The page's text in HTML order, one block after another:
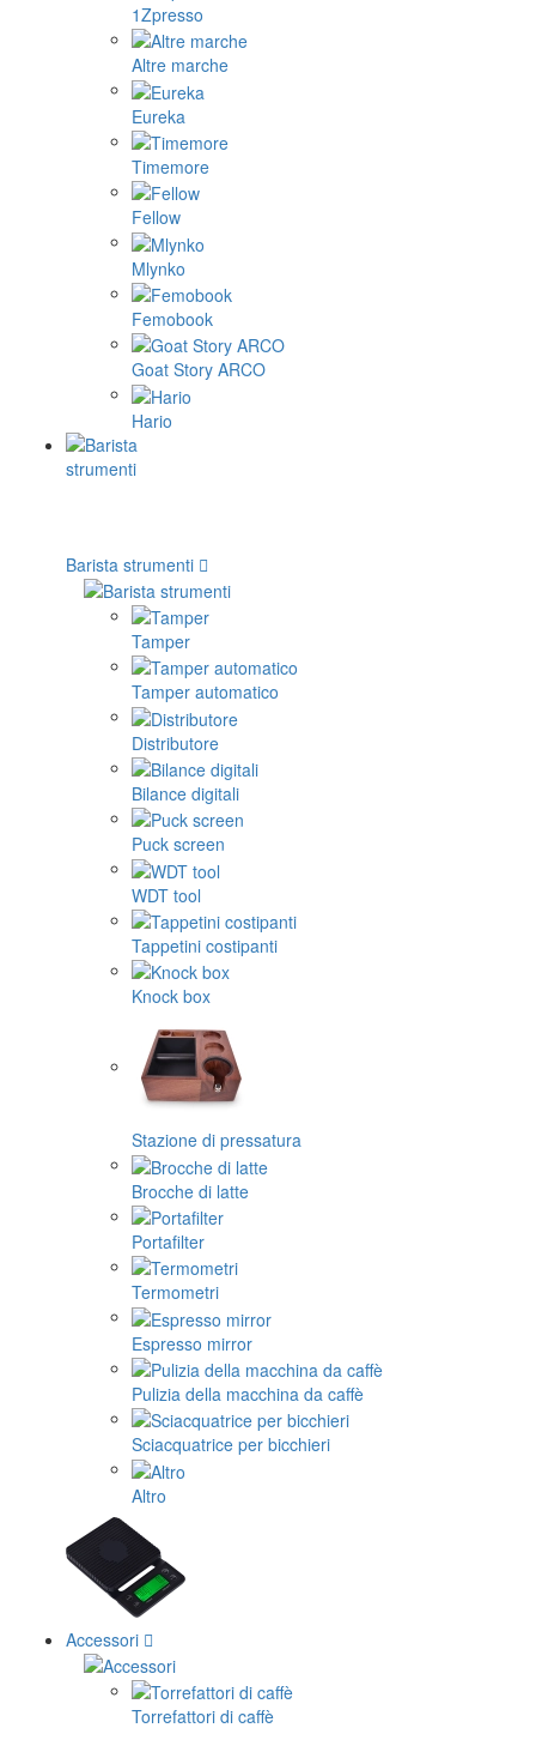
1Zpresso
Altre marche
Eureka
Timemore
Fellow
Mlynko
Femobook
Goat Story ARCO
Hario
Barista strumenti
Tamper
Tamper automatico
Distributore
Bilance digitali
Puck screen
WDT tool
Tappetini costipanti
Knock box
Stazione di pressatura
Brocche di latte
Portafilter
Termometri
Espresso mirror
Pulizia della macchina da caffè
Sciacquatrice per bicchieri
Altro
Accessori
Torrefattori di caffè